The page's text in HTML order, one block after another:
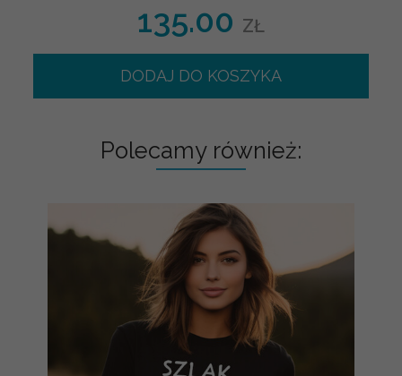
135.00 ZŁ
DODAJ DO KOSZYKA
Polecamy również: